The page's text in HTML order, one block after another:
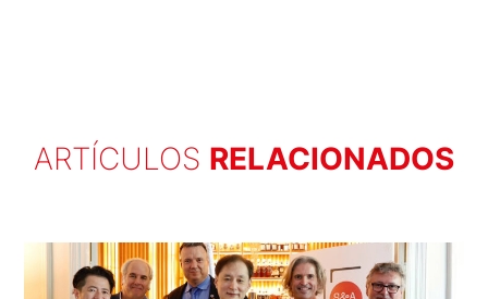
ARTÍCULOS RELACIONADOS